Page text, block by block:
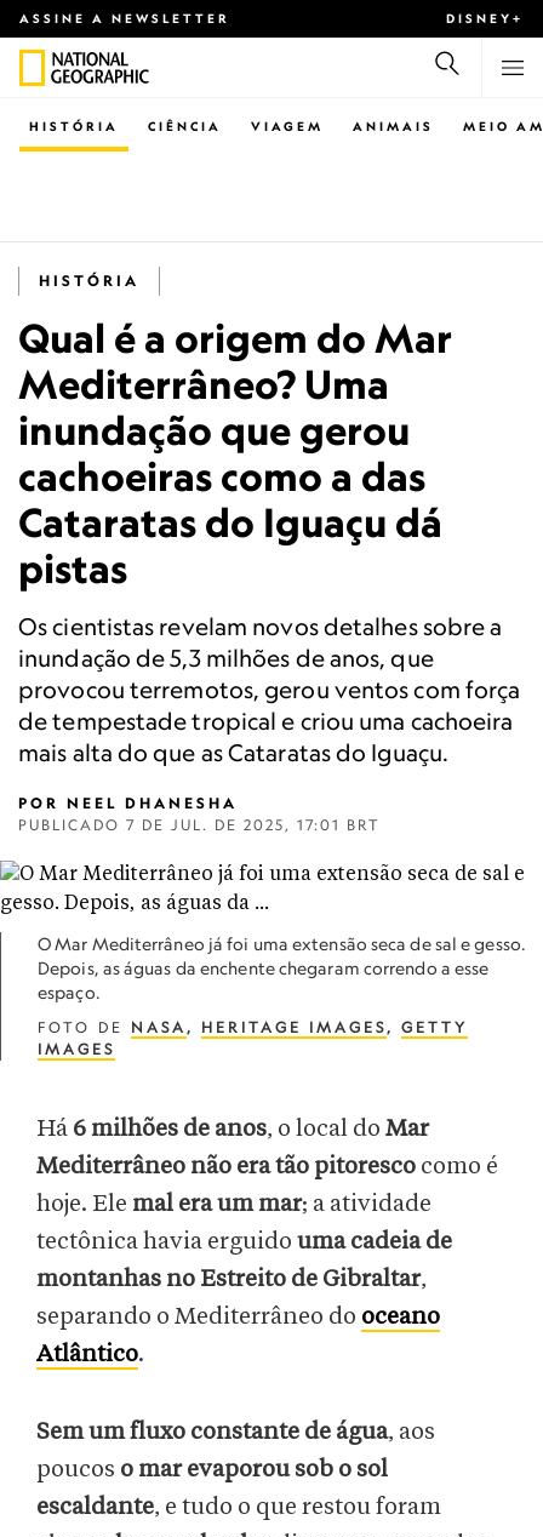
ASSINE A NEWSLETTER DISNEY+
CIÊNCIA VIAGEM ANIMAIS
HISTÓRIA MEIO
HISTÓRIA
Qual é a origem do Mar
Mediterrâneo? Uma
inundação que gerou
cachoeiras como a das
Cataratas do Iguaçu dá
pistas
Os cientistas revelam novos detalhes sobre a
inundação de 5,3 milhões de anos, que
provocou terremotos, gerou ventos com força
de tempestade tropical e criou uma cachoeira
mais alta do que as Cataratas do Iguaçu.
POR NEEL DHANESHA
PUBLICADO 7 DE JUL. DE 2025, 17:01 BRT
O Mar Mediterrâneo já foi uma extensão seca de sal e gesso.
Depois, as águas da enchente chegaram correndo a esse
espaço.
FOTO DE NASA , HERITAGE IMAGES, GETTY
IMAGES
Há 6 milhões de anos, o local do Mar
Mediterrâneo não era tão pitoresco como é
hoje. Ele mal era um mar; a atividade
tectônica havia erguido uma cadeia de
montanhas no Estreito de Gibraltar,
separando o Mediterrâneo do oceano
Atlântico.
Sem um fluxo constante de água, aos
poucos o mar evaporou sob o sol
escaldante, e tudo o que restou foram